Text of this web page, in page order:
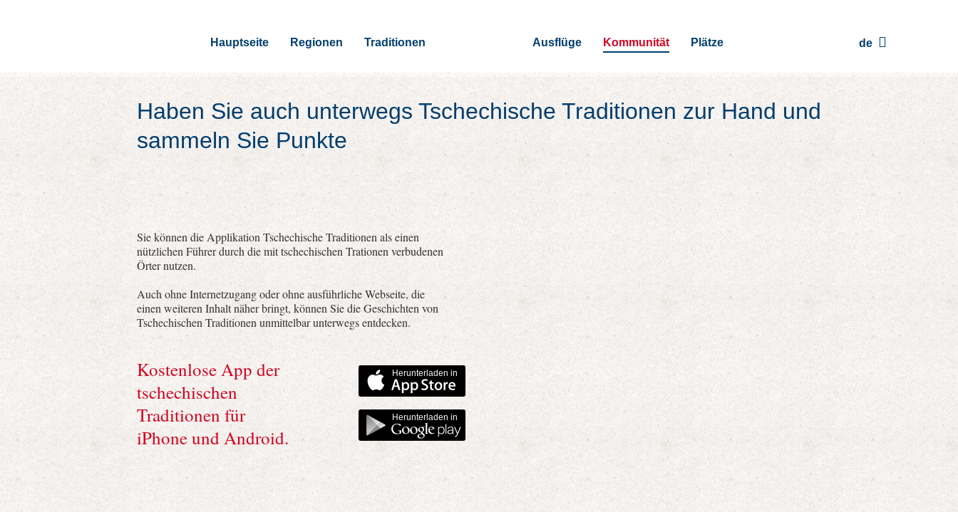
de
Hauptseite Regionen Traditionen Ausflüge Kommunität Plätze
Haben Sie auch unterwegs Tschechische Traditionen zur Hand und
sammeln Sie Punkte
Sie können die Applikation Tschechische Traditionen als einen
nützlichen Führer durch die mit tschechischen Trationen verbudenen
Örter nutzen.
Auch ohne Internetzugang oder ohne ausführliche Webseite, die
einen weiteren Inhalt näher bringt, können Sie die Geschichten von
Tschechischen Traditionen unmittelbar unterwegs entdecken.
Kostenlose App der
tschechischen
Traditionen für
iPhone und Android.
Herunterladen in
Herunterladen in